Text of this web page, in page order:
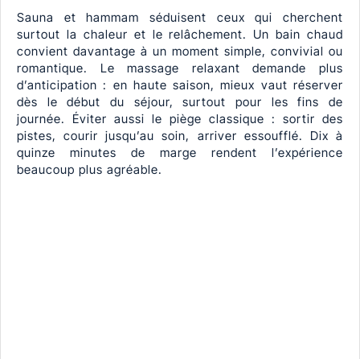
Sauna et hammam séduisent ceux qui cherchent
surtout la chaleur et le relâchement. Un bain chaud
convient davantage à un moment simple, convivial ou
romantique. Le massage relaxant demande plus
d’anticipation : en haute saison, mieux vaut réserver
dès le début du séjour, surtout pour les fins de
journée. Éviter aussi le piège classique : sortir des
pistes, courir jusqu’au soin, arriver essoufflé. Dix à
quinze minutes de marge rendent l’expérience
beaucoup plus agréable.